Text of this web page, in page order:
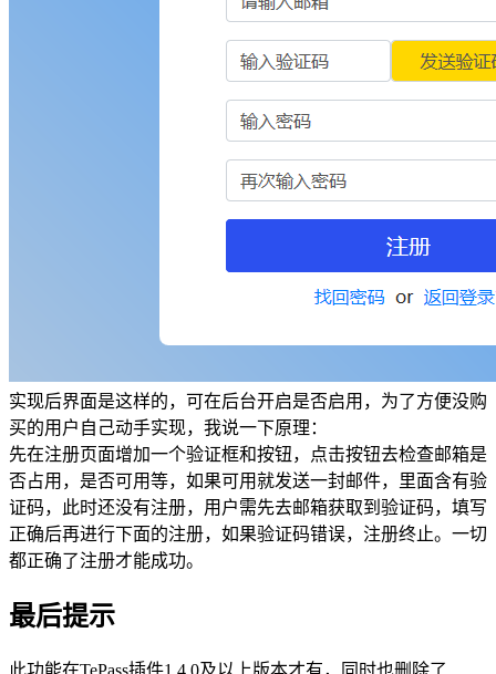
实现后界面是这样的，可在后台开启是否启用，为了方便没购
买的用户自己动手实现，我说一下原理：
先在注册页面增加一个验证框和按钮，点击按钮去检查邮箱是
否占用，是否可用等，如果可用就发送一封邮件，里面含有验
证码，此时还没有注册，用户需先去邮箱获取到验证码，填写
正确后再进行下面的注册，如果验证码错误，注册终止。一切
都正确了注册才能成功。
最后提示
此功能在TePass插件1.4.0及以上版本才有，同时也删除了